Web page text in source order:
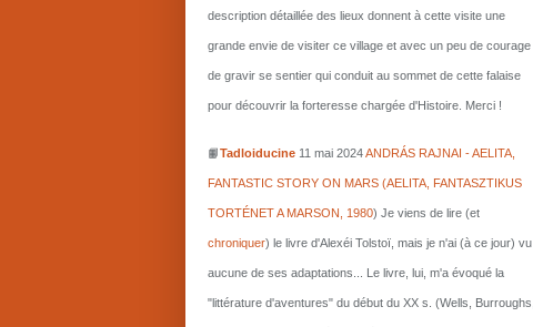
description détaillée des lieux donnent à cette visite une
grande envie de visiter ce village et avec un peu de courage
de gravir se sentier qui conduit au sommet de cette falaise
pour découvrir la forteresse chargée d'Histoire. Merci !
📙Tadloiducine 11 mai 2024ANDRÁS RAJNAI - AELITA,
FANTASTIC STORY ON MARS (AELITA, FANTASZTIKUS
TORTÉNET A MARSON, 1980) Je viens de lire (et
chroniquer) le livre d'Alexéi Tolstoï, mais je n'ai (à ce jour) vu
aucune de ses adaptations... Le livre, lui, m'a évoqué la
"littérature d'aventures" du début du XX s. (Wells, Burroughs,